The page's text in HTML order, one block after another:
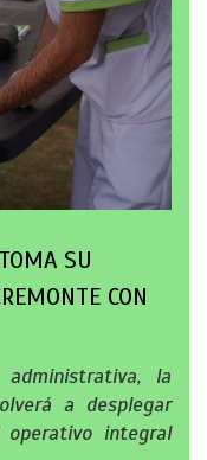
SU
CON
la
a desplegar
integral